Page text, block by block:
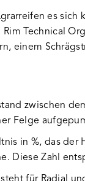
es
Technical
einem
zwischen
Felge
in %, das der
Diese Zahl